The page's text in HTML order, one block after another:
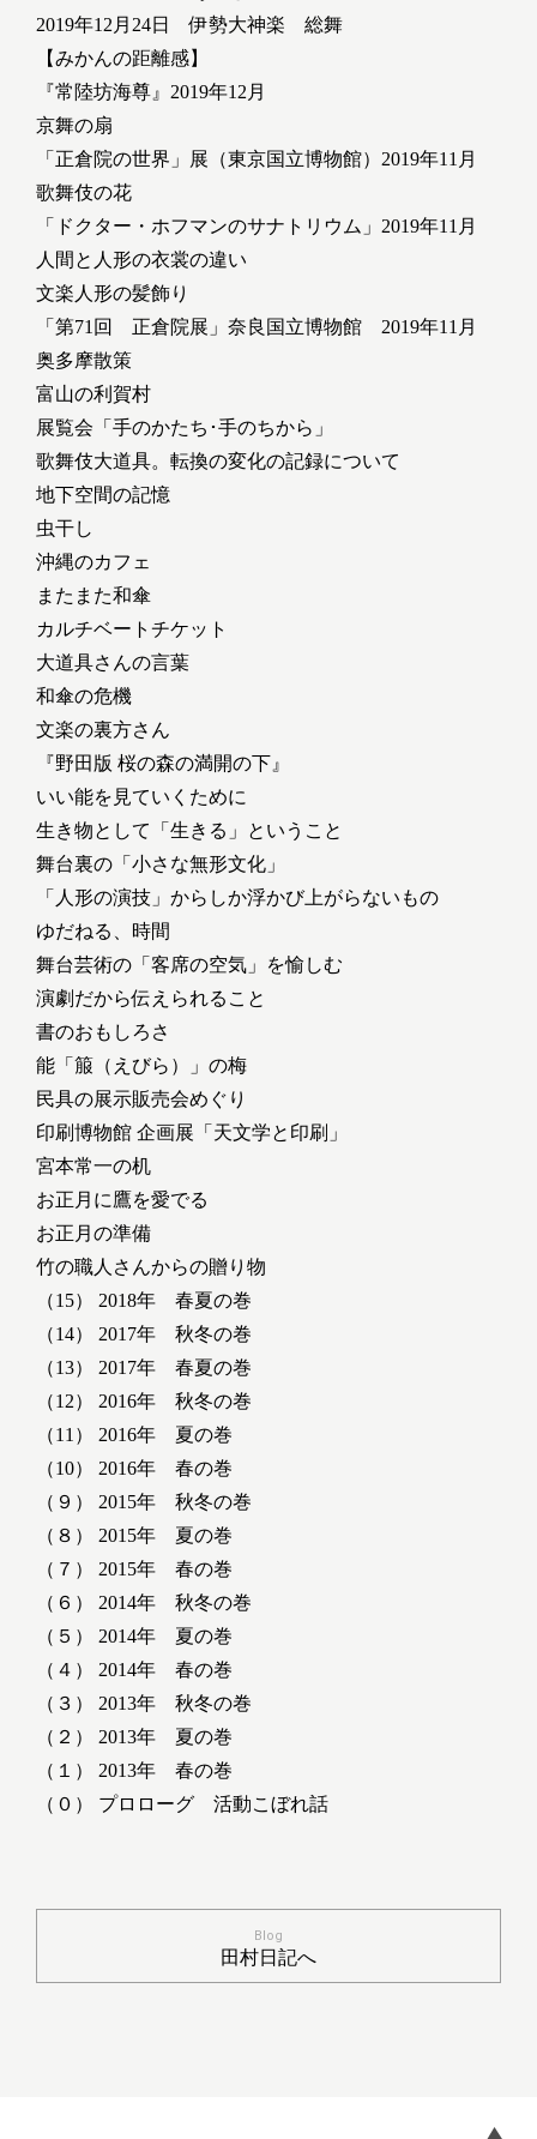
2019年12月24日 伊勢大神楽 総舞
【みかんの距離感】
『常陸坊海尊』2019年12月
京舞の扇
「正倉院の世界」展（東京国立博物館）2019年11月
歌舞伎の花
「ドクター・ホフマンのサナトリウム」2019年11月
人間と人形の衣裳の違い
文楽人形の髪飾り
「第71回 正倉院展」奈良国立博物館 2019年11月
奥多摩散策
富山の利賀村
展覧会「手のかたち･手のちから」
歌舞伎大道具。転換の変化の記録について
地下空間の記憶
虫干し
沖縄のカフェ
またまた和傘
カルチベートチケット
大道具さんの言葉
和傘の危機
文楽の裏方さん
『野田版 桜の森の満開の下』
いい能を見ていくために
生き物として「生きる」ということ
舞台裏の「小さな無形文化」
「人形の演技」からしか浮かび上がらないもの
ゆだねる、時間
舞台芸術の「客席の空気」を愉しむ
演劇だから伝えられること
書のおもしろさ
能「箙（えびら）」の梅
民具の展示販売会めぐり
印刷博物館 企画展「天文学と印刷」
宮本常一の机
お正月に鷹を愛でる
お正月の準備
竹の職人さんからの贈り物
（15） 2018年 春夏の巻
（14） 2017年 秋冬の巻
（13） 2017年 春夏の巻
（12） 2016年 秋冬の巻
（11） 2016年 夏の巻
（10） 2016年 春の巻
（９） 2015年 秋冬の巻
（８） 2015年 夏の巻
（７） 2015年 春の巻
（６） 2014年 秋冬の巻
（５） 2014年 夏の巻
（４） 2014年 春の巻
（３） 2013年 秋冬の巻
（２） 2013年 夏の巻
（１） 2013年 春の巻
（０） プロローグ 活動こぼれ話
Blog
田村日記へ